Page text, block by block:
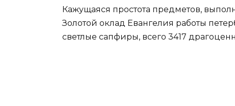
Кажущаяся простота предметов,
Золотой оклад Евангелия работы
светлые сапфиры, всего 3417